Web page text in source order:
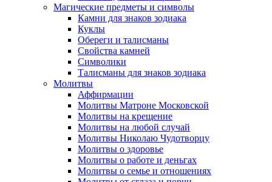
Магические предметы и символы
Камни для знаков зодиака
Куклы
Обереги и талисманы
Свойства камней
Символики
Талисманы для знаков зодиака
Молитвы
Аффирмации
Молитвы Матроне Московской
Молитвы на крещение
Молитвы на любой случай
Молитвы Николаю Чудотворцу
Молитвы о здоровье
Молитвы о работе и деньгах
Молитвы о семье и отношениях